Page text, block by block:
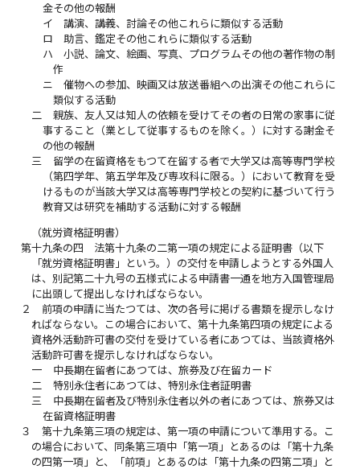
金その他の報酬
イ
講演、講義、討論その他これらに類似する活動
ロ
助言、鑑定その他これらに類似する活動
ハ
小説、論文、絵画、写真、プログラムその他の著作物の制
作
ニ
催物への参加、映画又は放送番組への出演その他これらに
類似する活動
二
親族、友人又は知人の依頼を受けてその者の日常の家事に従
事すること（業として従事するものを除く。）に対する謝金そ
の他の報酬
三
留学の在留資格をもつて在留する者で大学又は高等専門学校
（第四学年、第五学年及び専攻科に限る。）において教育を受
けるものが当該大学又は高等専門学校との契約に基づいて行う
教育又は研究を補助する活動に対する報酬
（就労資格証明書）
第十九条の四
法第十九条の二第一項の規定による証明書（以下
「就労資格証明書」という。）の交付を申請しようとする外国人
は、別記第二十九号の五様式による申請書一通を地方入国管理局
に出頭して提出しなければならない。
２
前項の申請に当たつては、次の各号に掲げる書類を提示しなけ
ればならない。この場合において、第十九条第四項の規定による
資格外活動許可書の交付を受けている者にあつては、当該資格外
活動許可書を提示しなければならない。
一
中長期在留者にあつては、旅券及び在留カード
二
特別永住者にあつては、特別永住者証明書
三
中長期在留者及び特別永住者以外の者にあつては、旅券又は
在留資格証明書
３
第十九条第三項の規定は、第一項の申請について準用する。こ
の場合において、同条第三項中「第一項」とあるのは「第十九条
の四第一項」と、「前項」とあるのは「第十九条の四第二項」と